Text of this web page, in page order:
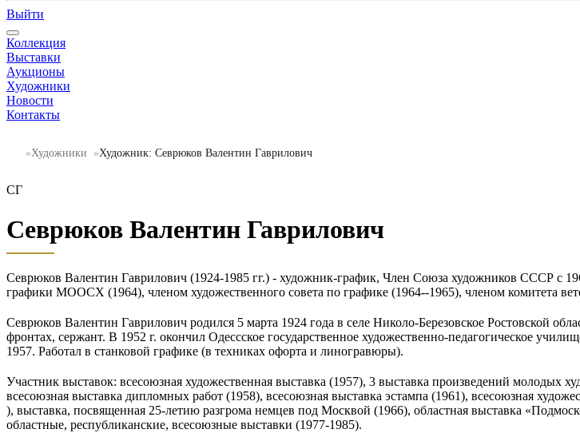
Выйти
Коллекция
Выставки
Аукционы
Художники
Новости
Контакты
Художники Художник: Севрюков Валентин Гаврилович
СГ
Севрюков Валентин Гаврилович
Севрюков Валентин Гаврилович (1924-1985 гг.) - художник-график, Член Союза художников СССР с
графики МООСХ (1964), членом художественного совета по графике (1964--1965), членом комитета
Севрюков Валентин Гаврилович родился 5 марта 1924 года в селе Николо-Березовское Ростовской
фронтах, сержант. В 1952 г. окончил Одессское государственное художественно-педагогическое
1957. Работал в станковой графике (в техниках офорта и линогравюры).
Участник выставок: всесоюзная художественная выставка (1957), 3 выставка произведений
всесоюзная выставка дипломных работ (1958), всесоюзная выставка эстампа (1961), всесоюзная
), выставка, посвященная 25-летию разгрома немцев под Москвой (1966), областная выставка
областные, республиканские, всесоюзные выставки (1977-1985).